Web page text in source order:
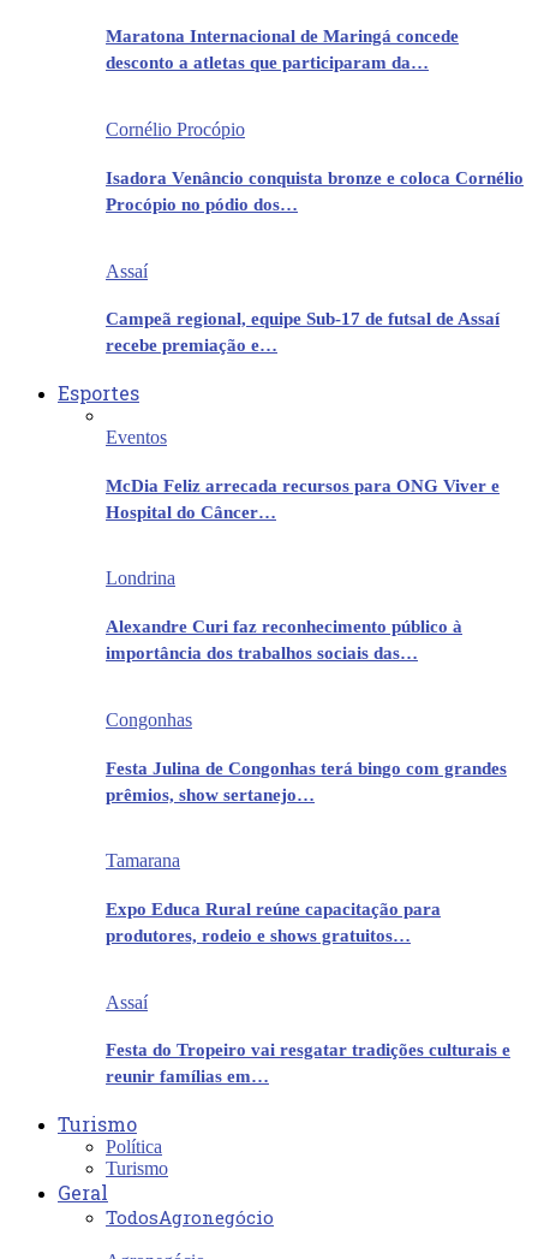
Maratona Internacional de Maringá concede
desconto a atletas que participaram da…
Cornélio Procópio
Isadora Venâncio conquista bronze e coloca Cornélio
Procópio no pódio dos…
Assaí
Campeã regional, equipe Sub-17 de futsal de Assaí
recebe premiação e…
Esportes
Eventos
McDia Feliz arrecada recursos para ONG Viver e
Hospital do Câncer…
Londrina
Alexandre Curi faz reconhecimento público à
importância dos trabalhos sociais das…
Congonhas
Festa Julina de Congonhas terá bingo com grandes
prêmios, show sertanejo…
Tamarana
Expo Educa Rural reúne capacitação para
produtores, rodeio e shows gratuitos…
Assaí
Festa do Tropeiro vai resgatar tradições culturais e
reunir famílias em…
Turismo
Política
Turismo
Geral
TodosAgronegócio